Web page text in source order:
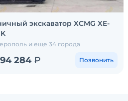
экскаватор XCMG XE-
и еще 34 города
284₽ Позвонить